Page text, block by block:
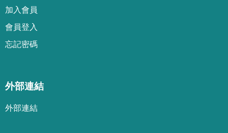
加 入會 員
會 員登 入
忘記密碼
外部連結
外部連結